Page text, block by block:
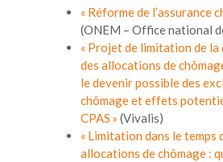
« Réforme de l’assurance
(ONEM – Office national
« Projet de limitation de la
des allocations de
le devenir possible des
chômage et effets
CPAS » (Vivalis)
« Limitation dans le temps
allocations de chômage :